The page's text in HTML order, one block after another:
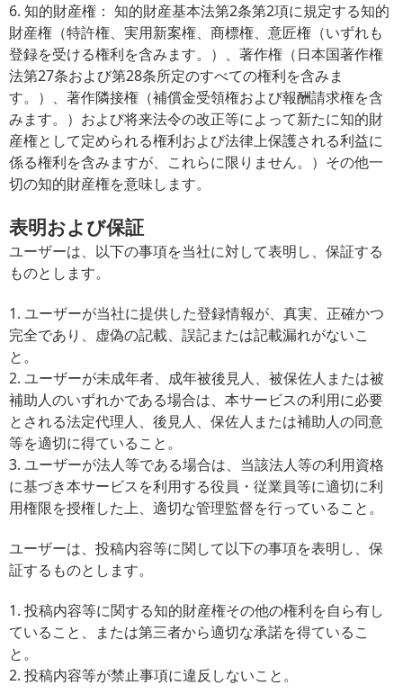
6. 知的財産権： 知的財産基本法第2条第2項に規定する知的
財産権（特許権、実用新案権、商標権、意匠権（いずれも
登録を受ける権利を含みます。）、著作権（日本国著作権
法第27条および第28条所定のすべての権利を含みま
す。）、著作隣接権（補償金受領権および報酬請求権を含
みます。）および将来法令の改正等によって新たに知的財
産権として定められる権利および法律上保護される利益に
係る権利を含みますが、これらに限りません。）その他一
切の知的財産権を意味します。
表明および保証
ユーザーは、以下の事項を当社に対して表明し、保証する
ものとします。
1. ユーザーが当社に提供した登録情報が、真実、正確かつ
完全であり、虚偽の記載、誤記または記載漏れがないこ
と。
2. ユーザーが未成年者、成年被後見人、被保佐人または被
補助人のいずれかである場合は、本サービスの利用に必要
とされる法定代理人、後見人、保佐人または補助人の同意
等を適切に得ていること。
3. ユーザーが法人等である場合は、当該法人等の利用資格
に基づき本サービスを利用する役員・従業員等に適切に利
用権限を授権した上、適切な管理監督を行っていること。
ユーザーは、投稿内容等に関して以下の事項を表明し、保
証するものとします。
1. 投稿内容等に関する知的財産権その他の権利を自ら有し
ていること、または第三者から適切な承諾を得ているこ
と。
2. 投稿内容等が禁止事項に違反しないこと。